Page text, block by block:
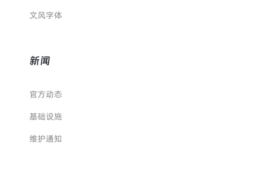
文风字体
新闻
官方动态
基础设施
维护通知